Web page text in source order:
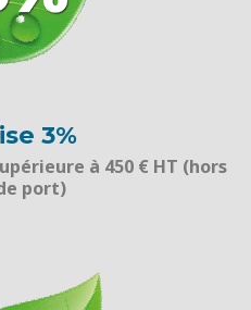
3%
à 450 € HT (hors
port)